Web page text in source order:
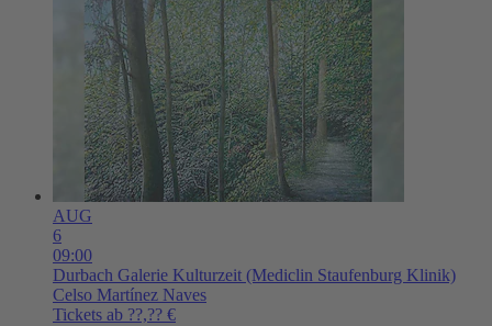
AUG
6
09:00
Durbach Galerie Kulturzeit (Mediclin Staufenburg Klinik)
Celso Martínez Naves
Tickets ab ??,?? €